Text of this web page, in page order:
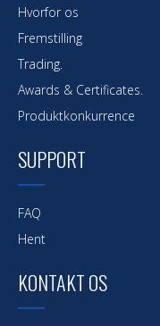
Hvorfor os
Fremstilling
Trading.
Awards & Certificates.
Produktkonkurrence
SUPPORT
FAQ
Hent
KONTAKT OS